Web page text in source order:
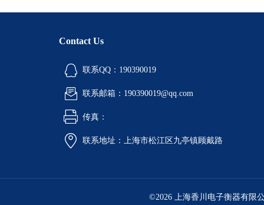
Contact Us
联系QQ：190390019
联系邮箱：190390019@qq.com
传真：
联系地址：上海市松江区九亭镇顾戴路
©2026 上海香川电子衡器有限